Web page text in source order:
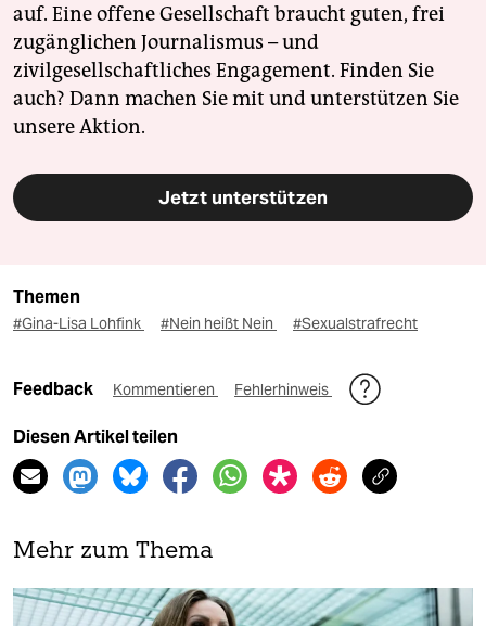
auf. Eine offene Gesellschaft braucht guten, frei
zugänglichen Journalismus – und
zivilgesellschaftliches Engagement. Finden Sie
auch? Dann machen Sie mit und unterstützen Sie
unsere Aktion.
Jetzt unterstützen
Themen
#Gina-Lisa Lohfink #Nein heißt Nein #Sexualstrafrecht
Feedback Kommentieren Fehlerhinweis
Diesen Artikel teilen
Mehr zum Thema